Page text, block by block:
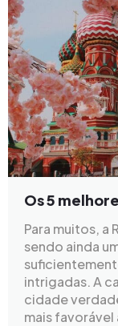
Os 5
Para muitos, a
sendo ainda
intrigadas. A
cidade
mais